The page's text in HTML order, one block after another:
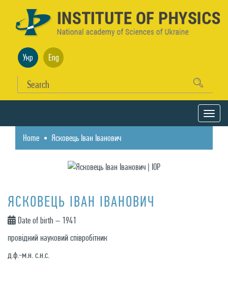
Укр Eng
Home Ясковець Іван Іванович
ЯСКОВЕЦЬ ІВАН ІВАНОВИЧ
Date of birth – 1941
провідний науковий співробітник
д.ф.-м.н. с.н.с.